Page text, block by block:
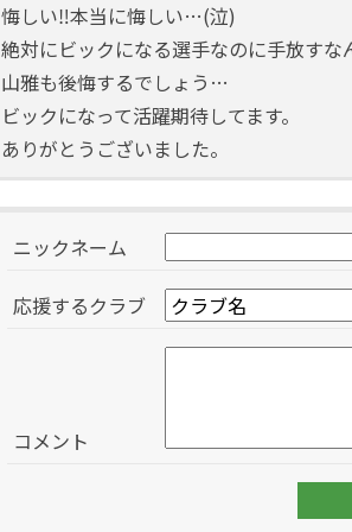
悔しい‼本当に悔しい…(泣)
絶対にビックになる選手なのに手放す
山雅も後悔するでしょう…
ビックになって活躍期待してます。
ありがとうございました。
ニックネーム
応援するクラブ
コメント